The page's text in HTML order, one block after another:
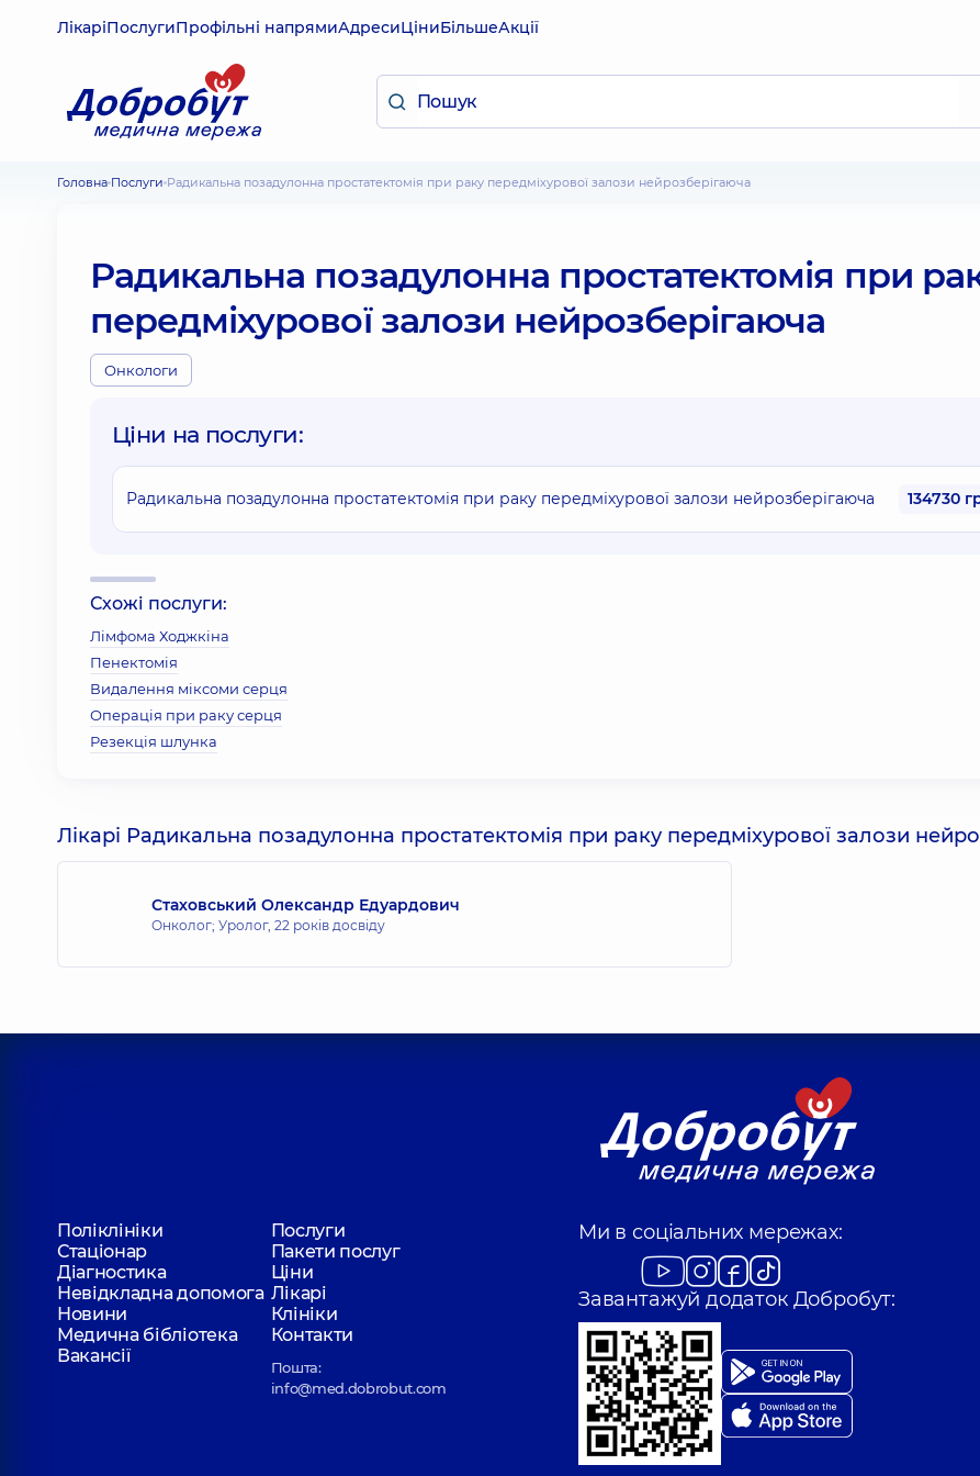
ЛікаріПослугиПрофільні напрямиАдресиЦіниБільшеАкції
Головна Послуги Радикальна позадулонна простатектомія при раку передміхурової залози нейрозберігаюча
Радикальна позадулонна простатектомія при
передміхурової залози нейрозберігаюча
Онкологи
Ціни на послуги:
Радикальна позадулонна простатектомія при раку передміхурової залози нейрозберігаюча 134730
Схожі послуги:
Лімфома Ходжкіна
Пенектомія
Видалення міксоми серця
Операція при раку серця
Резекція шлунка
Лікарі Радикальна позадулонна простатектомія при раку передміхурової залози
Стаховський Олександр Едуардович
Онколог; Уролог, 22 років досвіду
Поліклініки
Послуги
Стаціонар
Пакети послуг
Діагностика
Ціни
Невідкладна допомога Лікарі
Новини
Клініки
Медична бібліотека
Контакти
Вакансії
Пошта:
info@med.dobrobut.com
Ми в соціальних мережах:
Завантажуй додаток Добробут: